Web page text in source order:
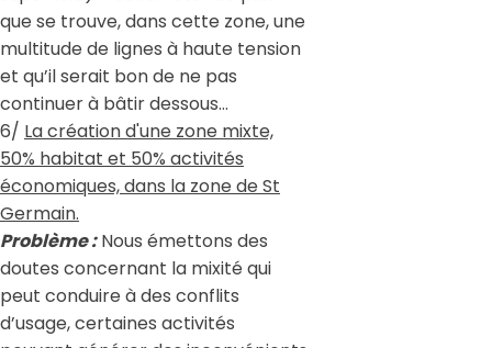
que se trouve, dans cette zone, une
multitude de lignes à haute tension
et qu’il serait bon de ne pas
continuer à bâtir dessous…
6/ La création d'une zone mixte,
50% habitat et 50% activités
économiques, dans la zone de St
Germain.
Problème :Nous émettons des
doutes concernant la mixité qui
peut conduire à des conflits
d’usage, certaines activités